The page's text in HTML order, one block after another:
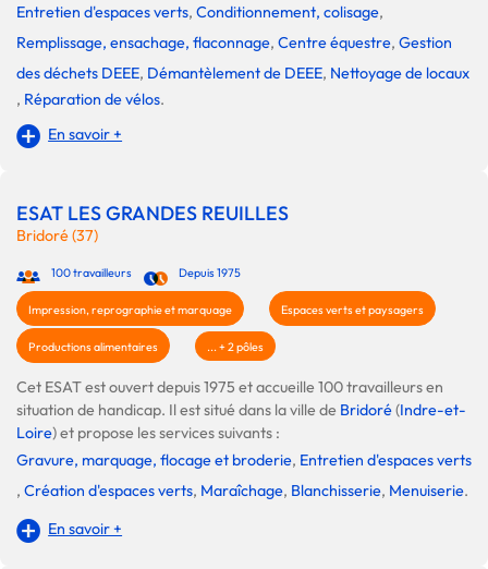
Entretien d'espaces verts, Conditionnement, colisage,
Remplissage, ensachage, flaconnage, Centre équestre, Gestion
des déchets DEEE, Démantèlement de DEEE, Nettoyage de locaux
, Réparation de vélos.
En savoir +
ESAT LES GRANDES REUILLES
Bridoré (37)
100 travailleurs Depuis 1975
Impression, reprographie et marquage Espaces verts et paysagers
Productions alimentaires ... + 2 pôles
Cet ESAT est ouvert depuis 1975 et accueille 100 travailleurs en
situation de handicap. Il est situé dans la ville de Bridoré(Indre-et-
Loire) et propose les services suivants :
Gravure, marquage, flocage et broderie, Entretien d'espaces verts
, Création d'espaces verts, Maraîchage, Blanchisserie, Menuiserie.
En savoir +